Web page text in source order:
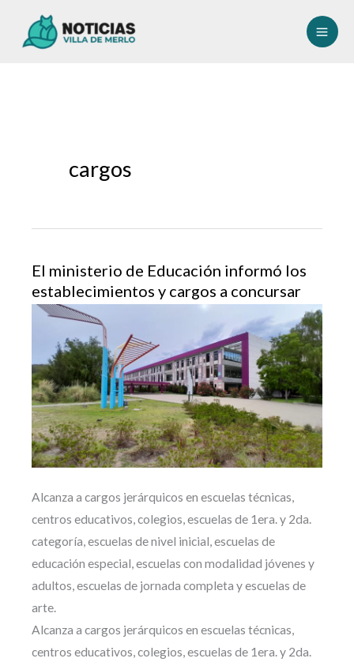
cargos
El ministerio de Educación informó los
establecimientos y cargos a concursar
Alcanza a cargos jerárquicos en escuelas técnicas,
centros educativos, colegios, escuelas de 1era. y 2da.
categoría, escuelas de nivel inicial, escuelas de
educación especial, escuelas con modalidad jóvenes y
adultos, escuelas de jornada completa y escuelas de
arte.
Alcanza a cargos jerárquicos en escuelas técnicas,
centros educativos, colegios, escuelas de 1era. y 2da.